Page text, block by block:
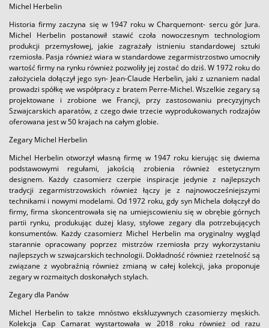
Michel Herbelin
Historia firmy zaczyna się w 1947 roku w Charquemont- sercu gór Jura.
Michel Herbelin postanowił stawić czoła nowoczesnym technologiom
produkcji przemysłowej, jakie zagrażały istnieniu standardowej sztuki
rzemiosła. Pasja również wiara w standardowe zegarmistrzostwo umocniły
wartość firmy na rynku również pozwoliły jej zostać do dziś. W 1972 roku do
założyciela dołączył jego syn- Jean-Claude Herbelin, jaki z uznaniem nadal
prowadzi spółkę we współpracy z bratem Perre-Michel. Wszelkie zegary są
projektowane i zrobione we Francji, przy zastosowaniu precyzyjnych
Szwajcarskich aparatów, z czego dwie trzecie wyprodukowanych rodzajów
oferowana jest w 50 krajach na całym globie.
Zegary Michel Herbelin
Michel Herbelin otworzył własną firmę w 1947 roku kierując się dwiema
podstawowymi regułami, jakością zrobienia również estetycznym
designem. Każdy czasomierz czerpie inspiracje jedynie z najlepszych
tradycji zegarmistrzowskich również łączy je z najnowocześniejszymi
technikami i nowymi modelami. Od 1972 roku, gdy syn Michela dołączył do
firmy, firma skoncentrowała się na umiejscowieniu się w obrębie górnych
partii rynku, produkując dużej klasy, stylowe zegary dla potrzebujących
konsumentów. Każdy czasomierz Michel Herbelin ma oryginalny wygląd
starannie opracowany poprzez mistrzów rzemiosła przy wykorzystaniu
najlepszych w szwajcarskich technologii. Dokładność również rzetelność są
związane z wyobraźnią również zmianą w całej kolekcji, jaka proponuje
zegary w rozmaitych doskonałych stylach.
Zegary dla Panów
Michel Herbelin to także mnóstwo ekskluzywnych czasomierzy męskich.
Kolekcja Cap Camarat wystartowała w 2018 roku również od razu